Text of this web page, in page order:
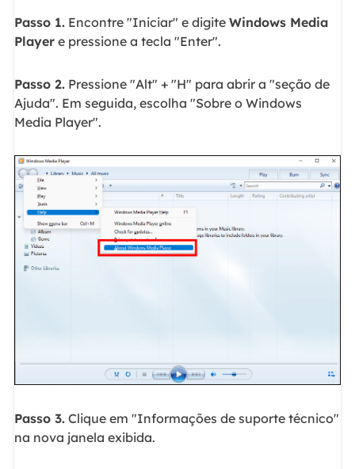
Passo 1.Encontre "Iniciar" e digite Windows Media
Playere pressione a tecla "Enter".
Passo 2.Pressione "Alt" + "H" para abrir a "seção de
Ajuda". Em seguida, escolha "Sobre o Windows
Media Player".
Passo 3.Clique em "Informações de suporte técnico"
na nova janela exibida.